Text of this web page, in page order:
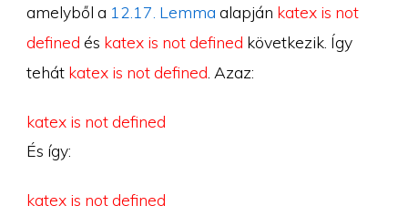
amelyből a 12.17. Lemma alapján katex is not
defined és katex is not defined következik. Így
tehát katex is not defined . Azaz:
katex is not defined
És így:
katex is not defined